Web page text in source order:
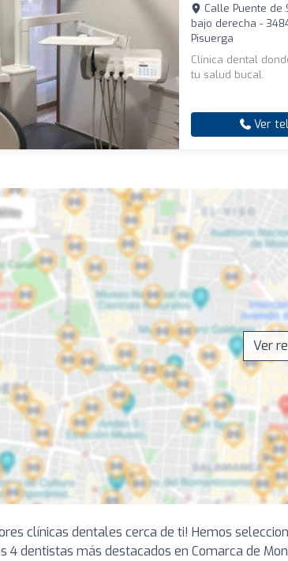
Calle Puente de
bajo derecha -
Pisuerga
Clínica dental
tu salud bucal.
Ver
Ver
clínicas dentales cerca de ti! Hemos
4 dentistas más destacados en Comarca de